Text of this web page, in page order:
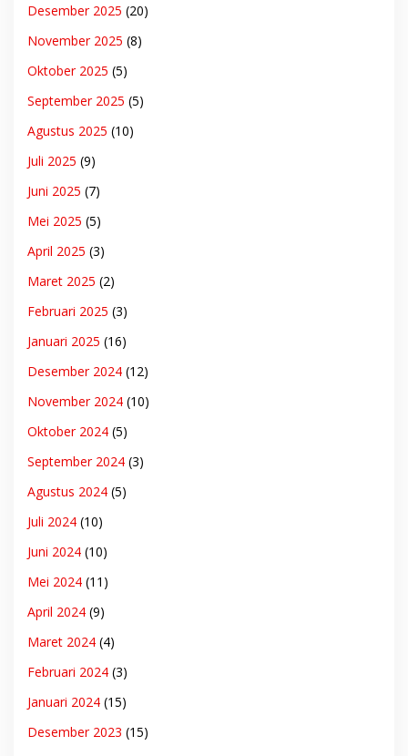
Desember 2025 (20)
November 2025 (8)
Oktober 2025 (5)
September 2025 (5)
Agustus 2025 (10)
Juli 2025 (9)
Juni 2025 (7)
Mei 2025 (5)
April 2025 (3)
Maret 2025 (2)
Februari 2025 (3)
Januari 2025 (16)
Desember 2024 (12)
November 2024 (10)
Oktober 2024 (5)
September 2024 (3)
Agustus 2024 (5)
Juli 2024 (10)
Juni 2024 (10)
Mei 2024 (11)
April 2024 (9)
Maret 2024 (4)
Februari 2024 (3)
Januari 2024 (15)
Desember 2023 (15)